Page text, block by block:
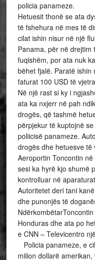
policia panameze.
Hetuesit thonë se ata
të fshehura në mes të
cilat ishin nisur në një
Panama, për në drejtim
fuqishëm, por ata nuk
bëhet fjalë. Paratë ishin
faturat 100 USD të
Në një rast si ky i
ata ka nxjerr në pah
drogës, që tashmë
përpjekur të kuptojnë
poliicisë panameze.
drogës dhe hetuesve të
Aeroportin Toncontin
sesi ka hyrë kjo shumë
kontrolluar në
Autoritetet deri tani
dhe punonjës të
Honduras dhe ata po
e CNN – Televicentro
Policia panameze, e
milion dollarë